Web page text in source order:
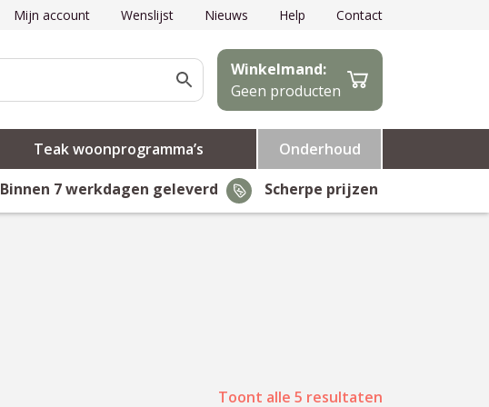
Mijn account Wenslijst Nieuws Help Contact
Winkelmand:
Geen producten
Teak woonprogramma’s
Onderhoud
Binnen 7 werkdagen geleverd Scherpe prijzen
Toont alle 5 resultaten